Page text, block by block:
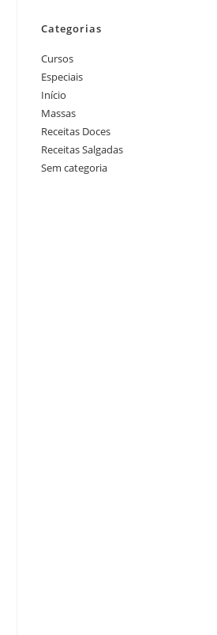
Categorias
Cursos
Especiais
Início
Massas
Receitas Doces
Receitas Salgadas
Sem categoria